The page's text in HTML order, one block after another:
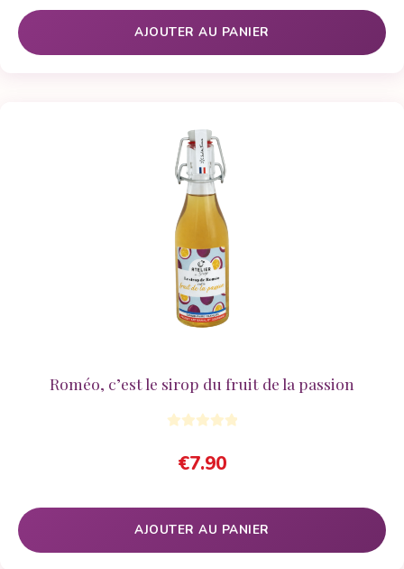
AJOUTER AU PANIER
Roméo, c’est le sirop du fruit de la passion
€7.90
AJOUTER AU PANIER